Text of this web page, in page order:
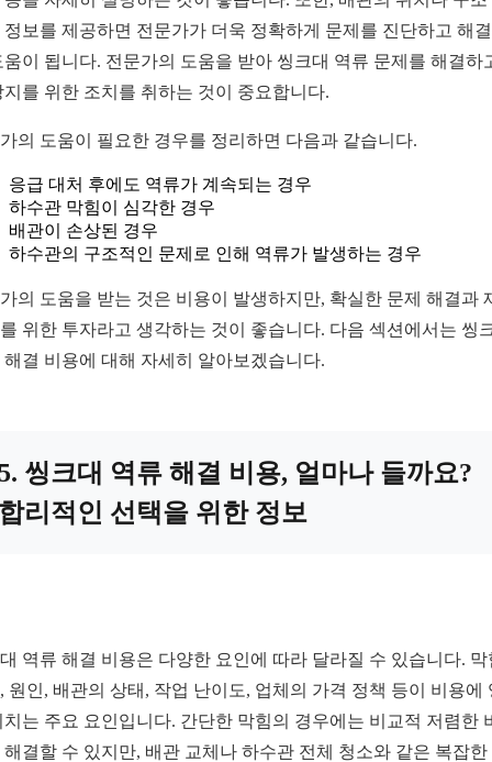
정보를 제공하면 전문가가 더욱 정확하게 문제를 진단하고 해
움이 됩니다. 전문가의 도움을 받아 씽크대 역류 문제를 해결하
지를 위한 조치를 취하는 것이 중요합니다.
의 도움이 필요한 경우를 정리하면 다음과 같습니다.
응급 대처 후에도 역류가 계속되는 경우
하수관 막힘이 심각한 경우
배관이 손상된 경우
하수관의 구조적인 문제로 인해 역류가 발생하는 경우
의 도움을 받는 것은 비용이 발생하지만, 확실한 문제 해결과
위한 투자라고 생각하는 것이 좋습니다. 다음 섹션에서는 씽
해결 비용에 대해 자세히 알아보겠습니다.
씽크대 역류 해결 비용, 얼마나 들까요?
리적인 선택을 위한 정보
역류 해결 비용은 다양한 요인에 따라 달라질 수 있습니다. 막
원인, 배관의 상태, 작업 난이도, 업체의 가격 정책 등이 비용에
치는 주요 요인입니다. 간단한 막힘의 경우에는 비교적 저렴한
해결할 수 있지만, 배관 교체나 하수관 전체 청소와 같은 복잡한